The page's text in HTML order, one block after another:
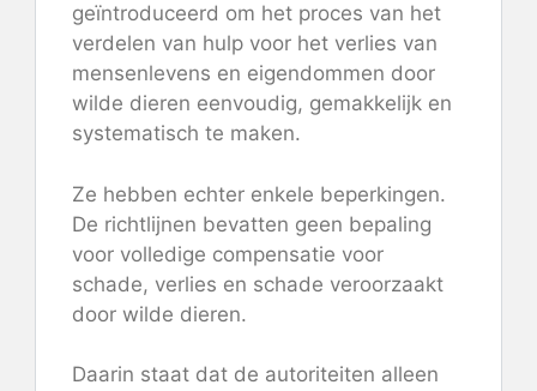
geïntroduceerd om het proces van het
verdelen van hulp voor het verlies van
mensenlevens en eigendommen door
wilde dieren eenvoudig, gemakkelijk en
systematisch te maken.
Ze hebben echter enkele beperkingen.
De richtlijnen bevatten geen bepaling
voor volledige compensatie voor
schade, verlies en schade veroorzaakt
door wilde dieren.
Daarin staat dat de autoriteiten alleen